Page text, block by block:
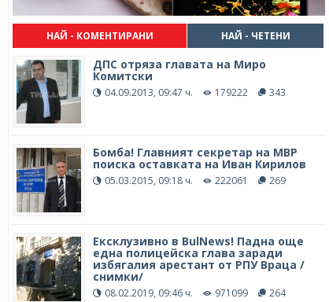
НАЙ - КОМЕНТИРАНИ НАЙ - ЧЕТЕНИ
ДПС отряза главата на Миро
Комитски
04.09.2013, 09:47 ч. 179222 343
Бомба! Главният секретар на МВР
поиска оставката на Иван Кирилов
05.03.2015, 09:18 ч. 222061 269
Ексклузивно в BulNews! Падна още
една полицейска глава заради
избягалия арестант от РПУ Враца /
снимки/
08.02.2019, 09:46 ч. 971099 264